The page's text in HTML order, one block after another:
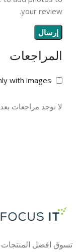
المراجعات
with images
لا توجد مراجعات
your review.
تسوق افضل المنتجات